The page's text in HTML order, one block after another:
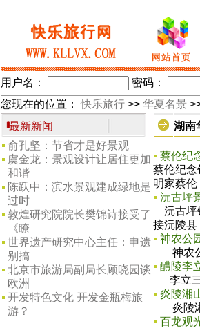
用户名： 密码 ：
您现在的位置：快乐旅行 >> 华夏名景
最新新闻
俞孔坚：节省才是好景观
虞金龙：景观设计让居住更加
和谐
陈跃中：滨水景观建成绿地是
过时
敦煌研究院院长樊锦诗接受了
《瞭
世界遗产研究中心主任：申遗
别搞
北京市旅游局副局长顾晓园谈
欧洲
开发特色文化 开发金瓶梅旅
游？
湖南
蔡伦纪
蔡伦纪念
明家蔡
沅古坪
沅古坪
接沅陵
神农公
神农公
醴陵李
李立三
炎陵湘
炎陵湘
百龙观